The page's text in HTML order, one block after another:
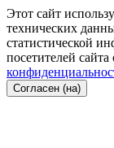
Этот сайт
технических
статистической
посетителей
Согласен (на)